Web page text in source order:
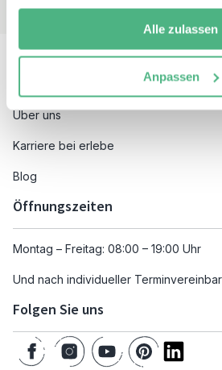
Alle zulassen
Anpassen
Über uns
Karriere bei erlebe
Blog
Öffnungszeiten
Montag – Freitag: 08:00 – 19:00 Uhr
Und nach individueller
Folgen Sie uns